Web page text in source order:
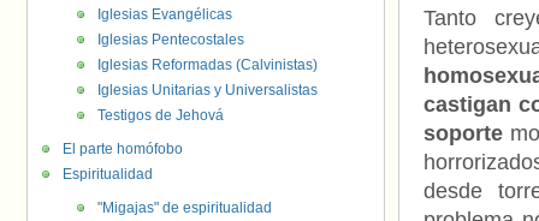
Tanto
castigan
soporte
desde
Iglesias Evangélicas
Iglesias Pentecostales
Iglesias Reformadas (Calvinistas)
Iglesias Unitarias y Universalistas
Testigos de Jehová
El parte homófobo
Espiritualidad
"Migajas" de espiritualidad